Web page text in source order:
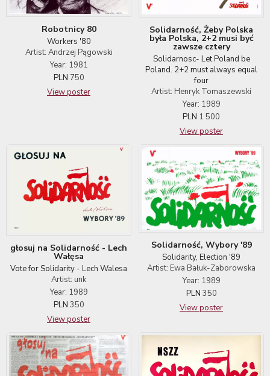
Robotnicy 80
Workers '80
Artist: Andrzej Pągowski
Year: 1981
PLN 750
View poster
Solidarność, Żeby Polska
była Polska, 2+2 musi być
zawsze cztery
Solidarnosc- Let Poland be
Poland. 2+2 must always equal
four
Artist: Henryk Tomaszewski
Year: 1989
PLN 1 500
View poster
głosuj na Solidarność - Lech
Wałęsa
Vote for Solidarity - Lech Walesa
Artist: unk
Year: 1989
PLN 350
View poster
Solidarność, Wybory '89
Solidarity, Election '89
Artist: Ewa Bałuk-Zaborowska
Year: 1989
PLN 350
View poster